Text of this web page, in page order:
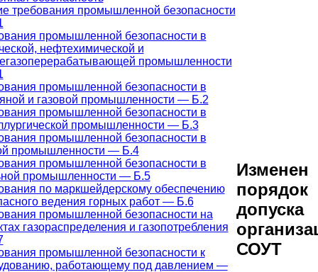
требования промышленной безопасности
промышленной безопасности в
нефтехимической и
промышленности
промышленной безопасности в
и газовой промышленности — Б.2
промышленной безопасности в
промышленности — Б.3
промышленной безопасности в
промышленности — Б.4
промышленной безопасности в
промышленности — Б.5
по маркшейдерскому обеспечению
ведения горных работ — Б.6
промышленной безопасности на
газораспределения и газопотребления
промышленной безопасности к
работающему под давлением —
Изменен
порядок
допуска
СОУТ